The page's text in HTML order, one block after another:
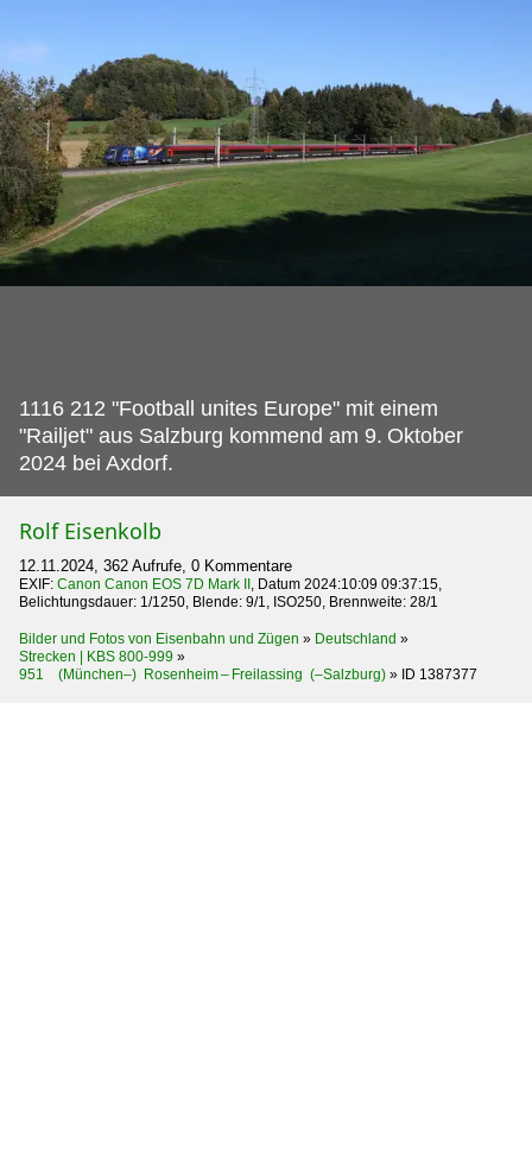
1116 212 "Football unites Europe" mit einem
"Railjet" aus Salzburg kommend am 9. Oktober
2024 bei Axdorf.
Rolf Eisenkolb
12.11.2024, 362 Aufrufe, 0 Kommentare
EXIF: Canon Canon EOS 7D Mark II, Datum 2024:10:09 09:37:15,
Belichtungsdauer: 1/1250, Blende: 9/1, ISO250, Brennweite: 28/1
Bilder und Fotos von Eisenbahn und Zügen » Deutschland »
Strecken | KBS 800-999 »
951 (München–) Rosenheim – Freilassing (–Salzburg) » ID 1387377